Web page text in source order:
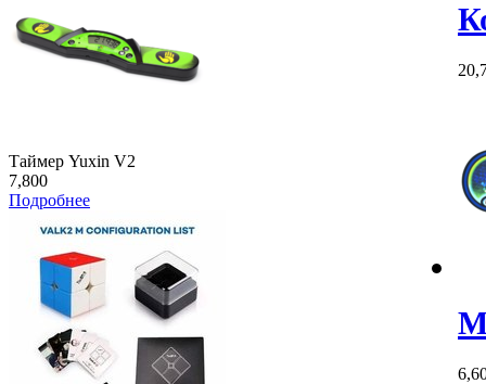
Таймер Yuxin V2
7,800
Подробнее